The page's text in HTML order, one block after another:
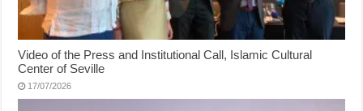
Video of the Press and Institutional Call, Islamic Cultural
Center of Seville
17/07/2026